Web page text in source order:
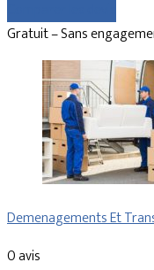
Gratuit – Sans
Demenagements Et
0 avis